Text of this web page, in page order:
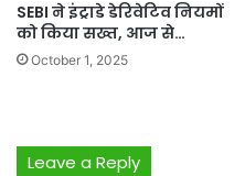
SEBI ने इंट्राडे डेरिवेटिव नियमों
को किया सख्त, आज से…
October 1, 2025
Leave a Reply